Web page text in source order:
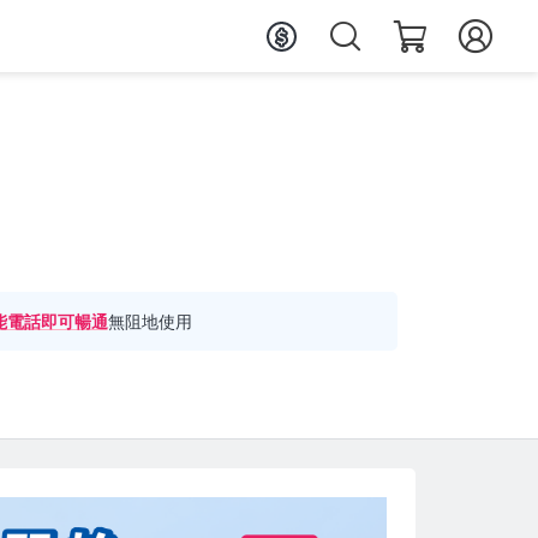
電話即可暢通無阻地使用